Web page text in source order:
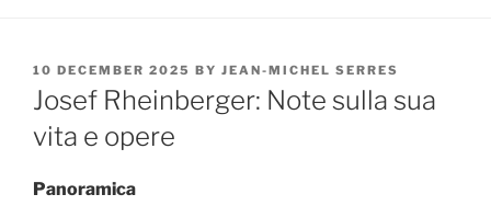
POSTED
ON
10 DECEMBER 2025 BY JEAN-MICHEL SERRES
Josef Rheinberger: Note sulla sua
vita e opere
Panoramica